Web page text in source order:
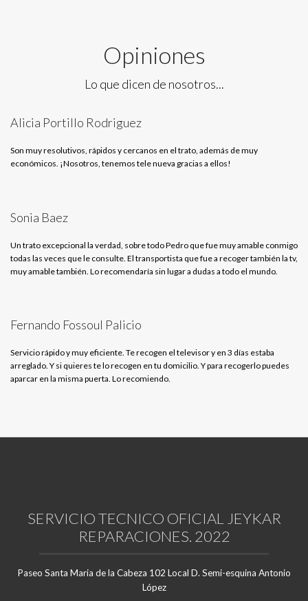
Opiniones
Lo que dicen de nosotros...
Alicia Portillo Rodriguez
Son muy resolutivos, rápidos y cercanos en el trato, además de muy
económicos. ¡Nosotros, tenemos tele nueva gracias a ellos!
Sonia Baez
Un trato excepcional la verdad, sobre todo Pedro que fue muy amable conmigo
todas las veces que le consulte. El transportista que fue a recoger también la tv,
muy amable también. Lo recomendaría sin lugar a dudas a todo el mundo.
Fernando Fossoul Palicio
Servicio rápido y muy eficiente. Te recogen el televisor y en 3 días estaba
arreglado. Y si quieres te lo recogen en tu domicilio. Y para recogerlo puedes
aparcar en la misma puerta. Lo recomiendo.
SERVICIO TECNICO OFICIAL JEYKAR
REPARACIONES. 2022
Paseo Santa Maria de la Cabeza 102 Local D. Semi-esquina Antonio
López